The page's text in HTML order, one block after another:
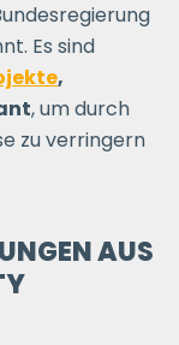
Es sind
,
, um durch
zu verringern
AUS